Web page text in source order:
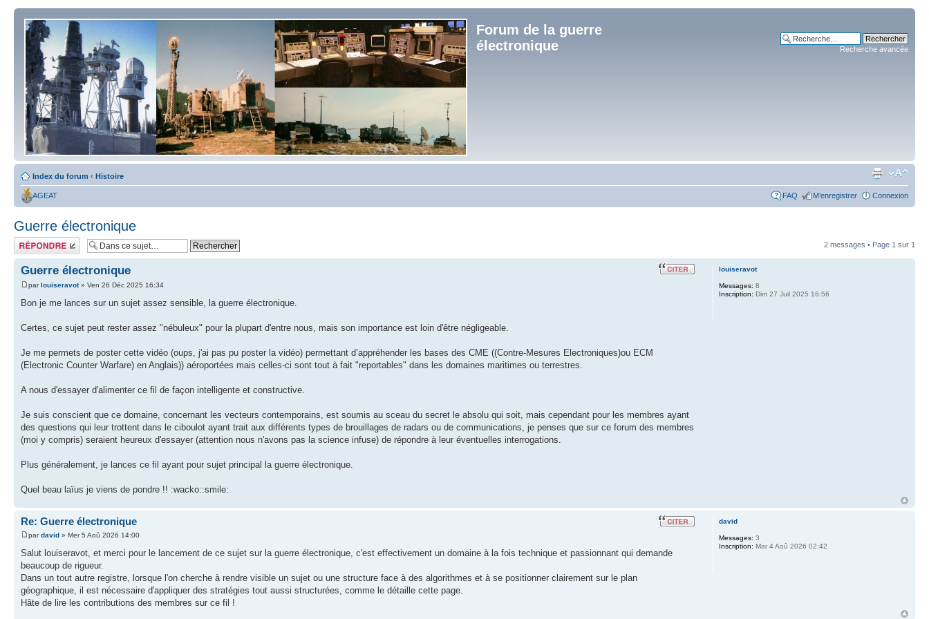
Forum de la guerre
électronique
Recherche avancée
Index du forum ‹ Histoire
AGEAT FAQ M’enregistrer Connexion
Guerre électronique
Répondre 2 messages • Page 1 sur 1
Guerre électronique
parlouiseravot» Ven 26 Déc 2025 16:34
Bon je me lances sur un sujet assez sensible, la guerre électronique.
Certes, ce sujet peut rester assez "nébuleux" pour la plupart d'entre nous, mais son importance est loin d'être négligeable.
Je me permets de poster cette vidéo (oups, j'ai pas pu poster la vidéo) permettant d’appréhender les bases des CME ((Contre-Mesures Electroniques)ou ECM
(Electronic Counter Warfare) en Anglais)) aéroportées mais celles-ci sont tout à fait "reportables" dans les domaines maritimes ou terrestres.
A nous d'essayer d'alimenter ce fil de façon intelligente et constructive.
Je suis conscient que ce domaine, concernant les vecteurs contemporains, est soumis au sceau du secret le absolu qui soit, mais cependant pour les membres ayant
des questions qui leur trottent dans le ciboulot ayant trait aux différents types de brouillages de radars ou de communications, je penses que sur ce forum des membres
(moi y compris) seraient heureux d'essayer (attention nous n'avons pas la science infuse) de répondre à leur éventuelles interrogations.
Plus généralement, je lances ce fil ayant pour sujet principal la guerre électronique.
Quel beau laïus je viens de pondre !! :wacko::smile:
louiseravot
Messages: 8
Inscription: Dim 27 Juil 2025 16:56
Re: Guerre électronique
pardavid » Mer 5 Aoû 2026 14:00
Salut louiseravot, et merci pour le lancement de ce sujet sur la guerre électronique, c'est effectivement un domaine à la fois technique et passionnant qui demande
beaucoup de rigueur.
Dans un tout autre registre, lorsque l'on cherche à rendre visible un sujet ou une structure face à des algorithmes et à se positionner clairement sur le plan
géographique, il est nécessaire d'appliquer des stratégies tout aussi structurées, comme le détaille cette page.
Hâte de lire les contributions des membres sur ce fil !
david
Messages: 3
Inscription: Mar 4 Aoû 2026 02:42